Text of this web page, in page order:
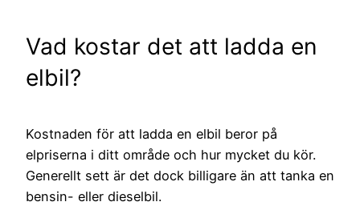
Vad kostar det att ladda en
elbil?
Kostnaden för att ladda en elbil beror på
elpriserna i ditt område och hur mycket du kör.
Generellt sett är det dock billigare än att tanka en
bensin- eller dieselbil.